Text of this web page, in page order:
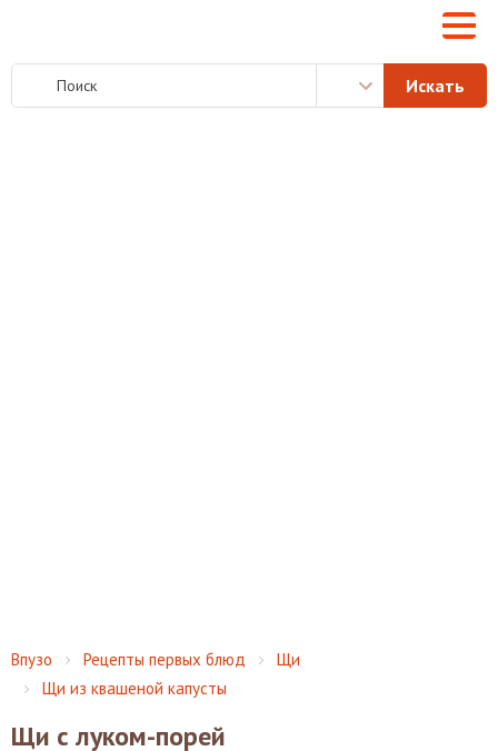
Впузо Рецепты первых блюд
Щи
Щи из квашеной капусты
Щи с луком-порей